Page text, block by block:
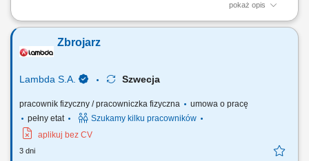
pokaż opis
praca związana z produkcją elementów prefabrykowanych zalewanie
budowlanych praca w brygadzie, praca zespołowa;
Zbrojarz
Lambda S.A. Szwecja
pracownik fizyczny / pracowniczka fizyczna
umowa o pracę
pełny etat
Szukamy kilku pracowników
aplikuj bez CV
3 dni